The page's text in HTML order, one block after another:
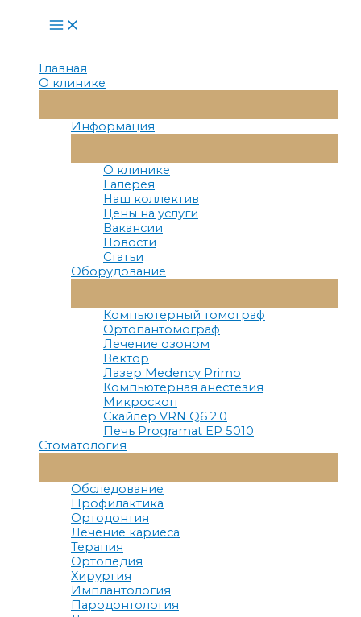
Main
Menu
Главная
О клинике
Меню
Информация
Меню
О клинике
Галерея
Наш коллектив
Цены на услуги
Вакансии
Новости
Статьи
Оборудование
Меню
Компьютерный томограф
Ортопантомограф
Лечение озоном
Вектор
Лазер Medency Primo
Компьютерная анестезия
Микроскоп
Скайлер VRN Q6 2.0
Печь Programat EP 5010
Стоматология
Меню
Обследование
Профилактика
Ортодонтия
Лечение кариеса
Терапия
Ортопедия
Хирургия
Имплантология
Пародонтология